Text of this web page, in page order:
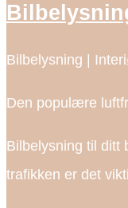
Bilbelysning |
Den populære
Bilbelysning til ditt
trafikken er det